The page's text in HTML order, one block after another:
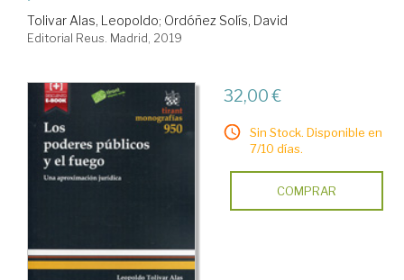
Tolivar Alas, Leopoldo; Ordóñez Solís, David
Editorial Reus. Madrid, 2019
32,00 €
Sin Stock. Disponible en
7/10 días.
COMPRAR